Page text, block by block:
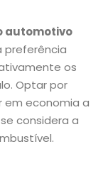
automotivo
preferência
os
Optar por
em economia a
considera a